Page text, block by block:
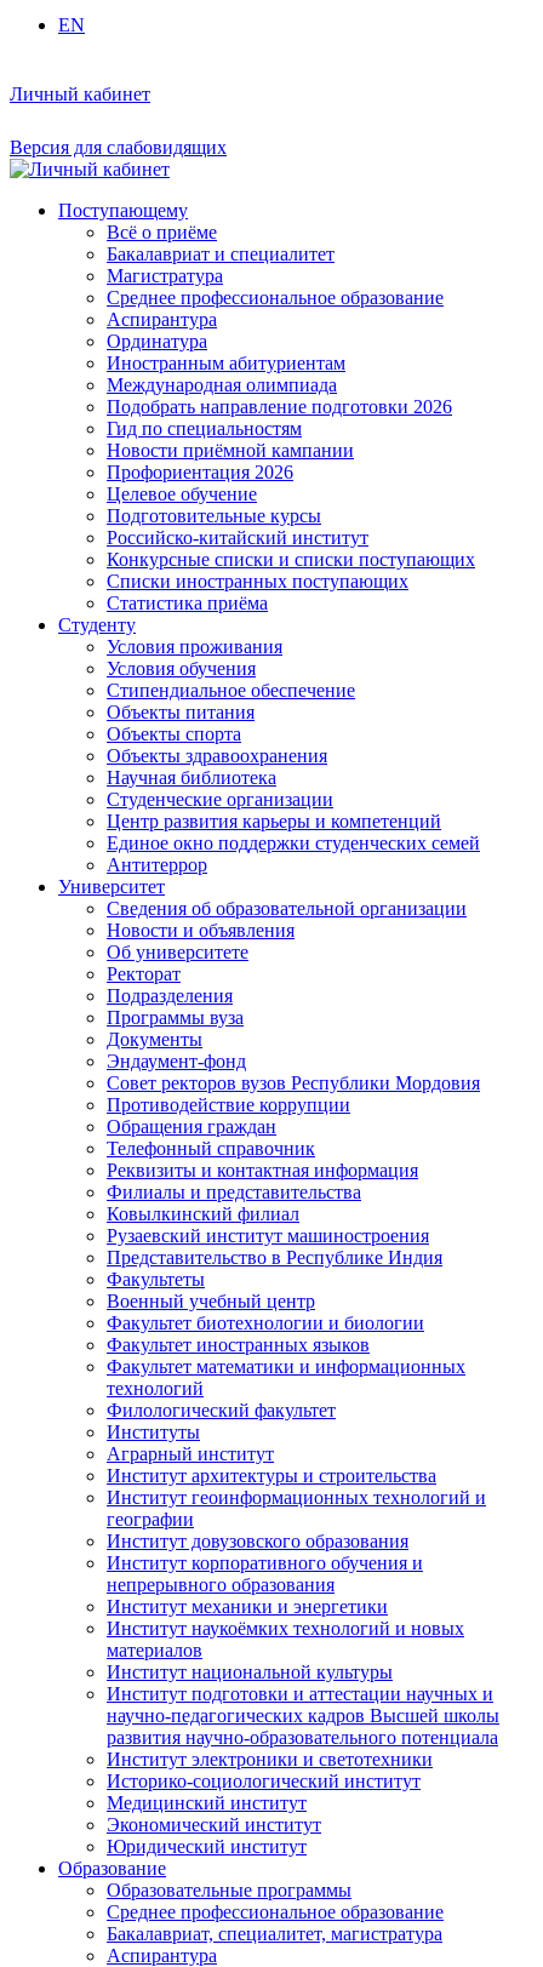
EN
Личный кабинет
Версия для слабовидящих
Поступающему
Всё о приёме
Бакалавриат и специалитет
Магистратура
Среднее профессиональное образование
Аспирантура
Ординатура
Иностранным абитуриентам
Международная олимпиада
Подобрать направление подготовки 2026
Гид по специальностям
Новости приёмной кампании
Профориентация 2026
Целевое обучение
Подготовительные курсы
Российско-китайский институт
Конкурсные списки и списки поступающих
Списки иностранных поступающих
Статистика приёма
Студенту
Условия проживания
Условия обучения
Стипендиальное обеспечение
Объекты питания
Объекты спорта
Объекты здравоохранения
Научная библиотека
Студенческие организации
Центр развития карьеры и компетенций
Единое окно поддержки студенческих семей
Антитеррор
Университет
Сведения об образовательной организации
Новости и объявления
Об университете
Ректорат
Подразделения
Программы вуза
Документы
Эндаумент-фонд
Совет ректоров вузов Республики Мордовия
Противодействие коррупции
Обращения граждан
Телефонный справочник
Реквизиты и контактная информация
Филиалы и представительства
Ковылкинский филиал
Рузаевский институт машиностроения
Представительство в Республике Индия
Факультеты
Военный учебный центр
Факультет биотехнологии и биологии
Факультет иностранных языков
Факультет математики и информационных
технологий
Филологический факультет
Институты
Аграрный институт
Институт архитектуры и строительства
Институт геоинформационных технологий и
географии
Институт довузовского образования
Институт корпоративного обучения и
непрерывного образования
Институт механики и энергетики
Институт наукоёмких технологий и новых
материалов
Институт национальной культуры
Институт подготовки и аттестации научных и
научно-педагогических кадров Высшей школы
развития научно-образовательного потенциала
Институт электроники и светотехники
Историко-социологический институт
Медицинский институт
Экономический институт
Юридический институт
Образование
Образовательные программы
Среднее профессиональное образование
Бакалавриат, специалитет, магистратура
Аспирантура